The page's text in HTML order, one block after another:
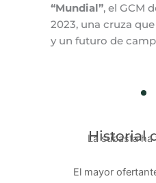
“Mundial”, el GCM
2023, una cruza
y un futuro de
Historial
La subasta
El mayor